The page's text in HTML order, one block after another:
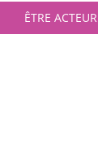
ÊTRE ACTEUR